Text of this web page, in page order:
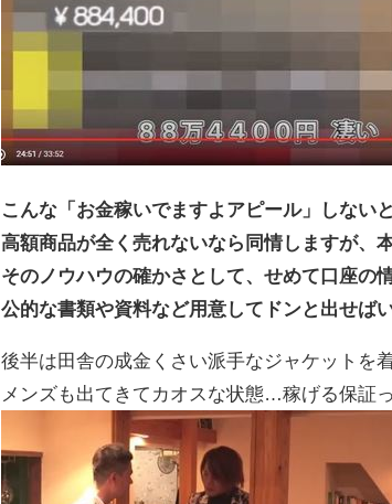
こんな「お金稼いでますよアピール」しない
高額商品が全く売れないなら同情しますが、
そのノウハウの確かさとして、せめて口座の
公的な書類や資料など用意してドンと出せば
後半は田舎の成金くさい派手なジャケットを
メンズも出てきてカオスな状態…稼げる保証